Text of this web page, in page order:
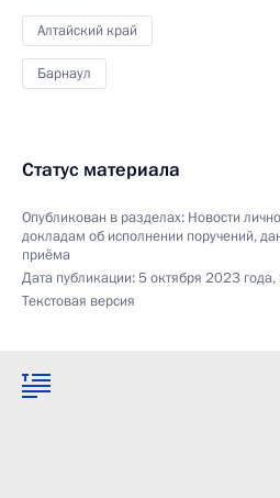
Алтайский край
Барнаул
Статус материала
Опубликован в разделах: Новости
докладам об исполнении поручений,
приёма
Дата публикации:5 октября 2023
Текстовая версия